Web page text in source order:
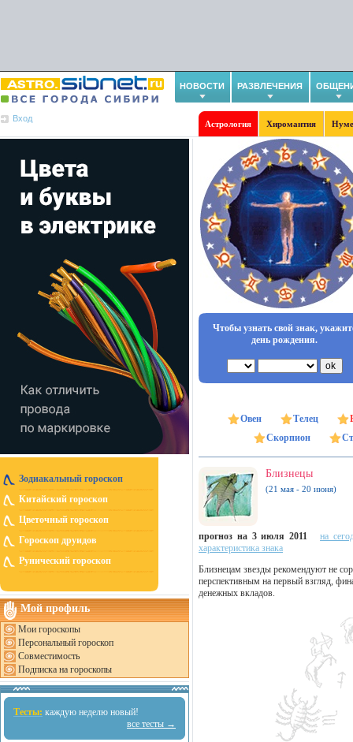
НОВОСТИ РАЗВЛЕЧЕНИЯ
Вход
Астрология Хиромантия
Зодиакальный гороскоп
Китайский гороскоп
Цветочный гороскоп
Гороскоп друидов
Рунический гороскоп
Мой профиль
Мои гороскопы
Персональный гороскоп
Совместимость
Подписка на гороскопы
Тесты: каждую неделю новый!
все тесты →
Чтобы узнать свой знак,
день рождения.
Овен Телец
Скорпион
Близнецы
(21 мая - 20 июня)
прогноз на 3 июля 2011
на
характеристика знака
Близнецам звезды рекомендуют не
перспективным на первый взгляд,
денежных вкладов.